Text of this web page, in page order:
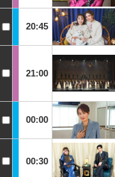
20:45
21:00
00:00
00:30